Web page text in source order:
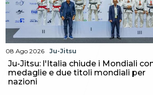
Aikido
Ju Jitsu
Sumo
Capoeira
BJJ
Pancrazio/
08 Ago 2026 Ju-Jitsu
Ju-Jitsu: l'Italia chiude i Mondiali
medaglie e due titoli mondiali per
nazioni